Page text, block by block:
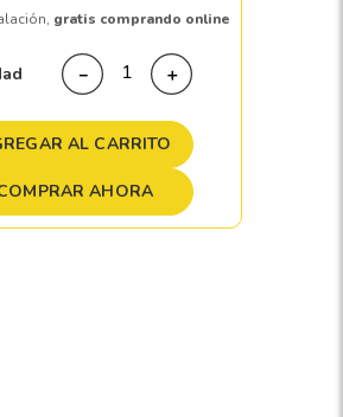
gratis comprando online
＋
－
AL CARRITO
AHORA